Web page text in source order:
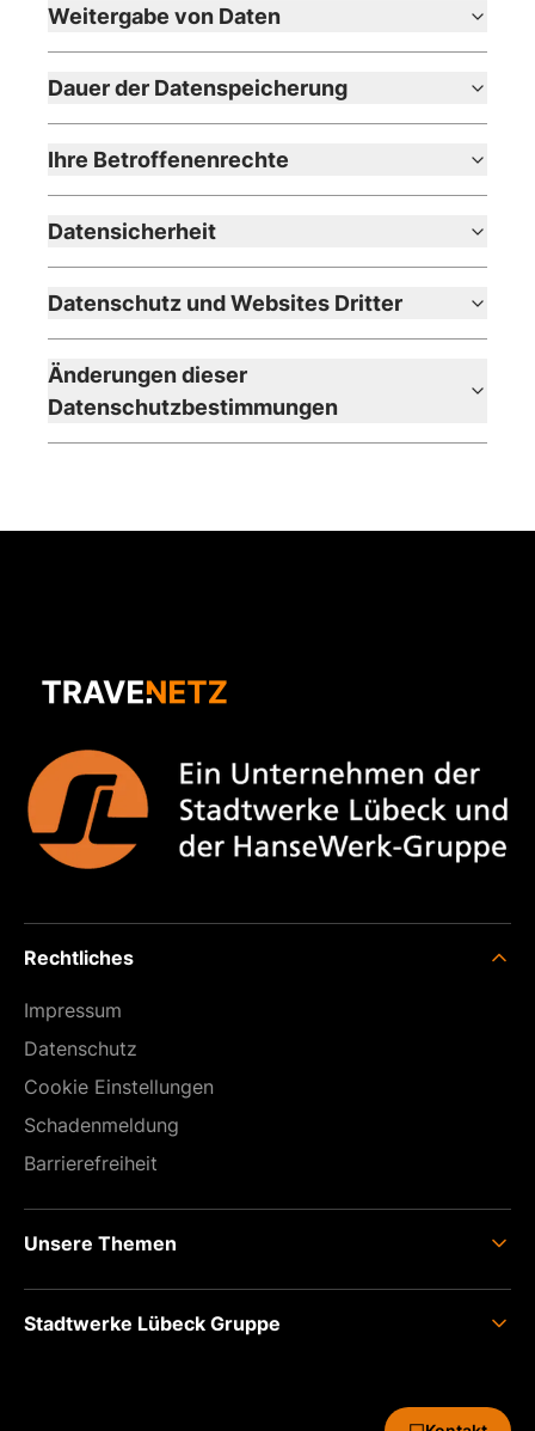
Weitergabe von Daten
Dauer der Datenspeicherung
Ihre Betroffenenrechte
Datensicherheit
Datenschutz und Websites Dritter
Änderungen dieser
Datenschutzbestimmungen
Rechtliches
Impressum
Datenschutz
Cookie Einstellungen
Schaden­meldung
Barrierefreiheit
Unsere Themen
Anschluss
Einspeisen
Stadtwerke Lübeck Gruppe